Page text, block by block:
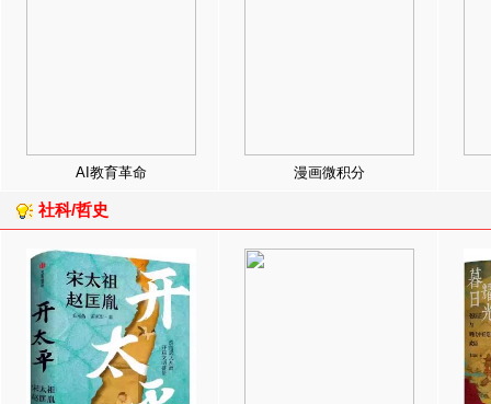
AI教育革命 漫画微积分
社科/哲史